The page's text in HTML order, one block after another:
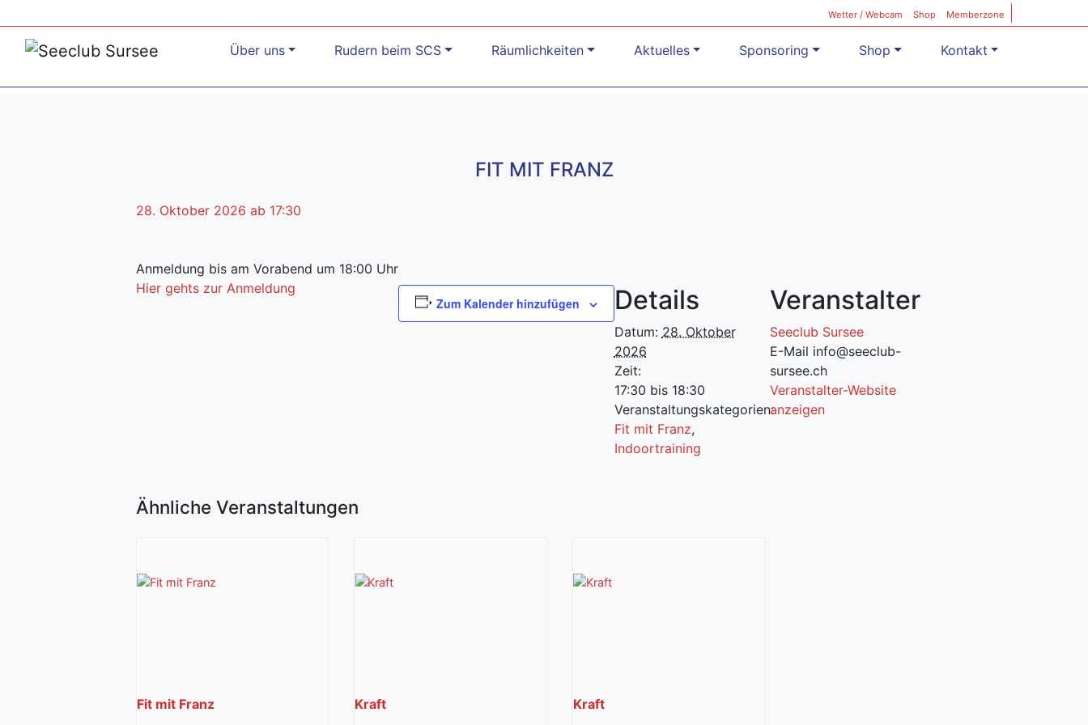
Wetter / Webcam Shop Memberzone
Über uns Rudern beim SCS Räumlichkeiten Aktuelles Sponsoring Shop Kontakt
FIT MIT FRANZ
28. Oktober 2026 ab 17:30
Anmeldung bis am Vorabend um 18:00 Uhr
Hier gehts zur Anmeldung
Zum Kalender hinzufügen
Details
Datum: 28. Oktober
2026
Zeit:
17:30 bis 18:30
Veranstaltungskategorien:
Fit mit Franz,
Indoortraining
Veranstalter
Seeclub Sursee
E-Mail info@seeclub-
sursee.ch
Veranstalter-Website
anzeigen
Ähnliche Veranstaltungen
Fit mit Franz Kraft Kraft